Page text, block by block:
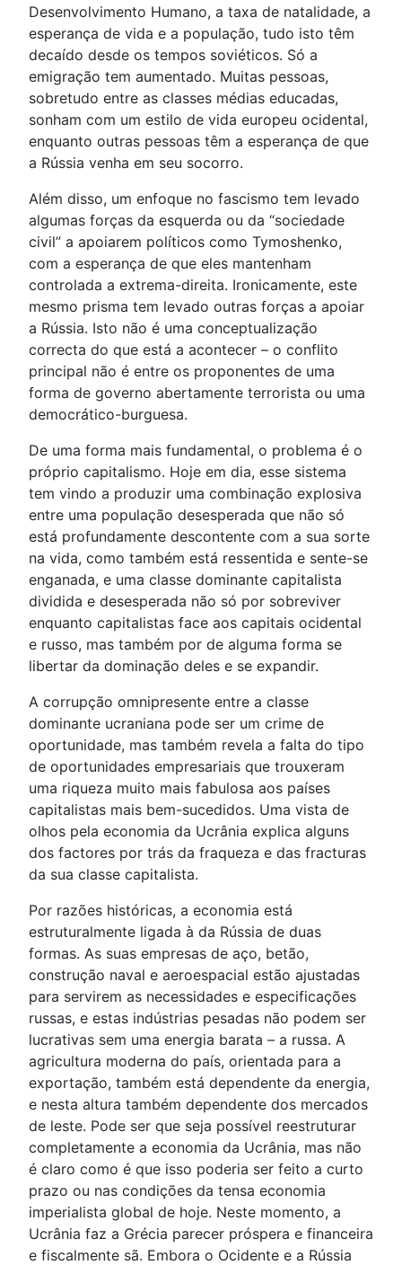
Desenvolvimento Humano, a taxa de natalidade, a
esperança de vida e a população, tudo isto têm
decaído desde os tempos soviéticos. Só a
emigração tem aumentado. Muitas pessoas,
sobretudo entre as classes médias educadas,
sonham com um estilo de vida europeu ocidental,
enquanto outras pessoas têm a esperança de que
a Rússia venha em seu socorro.
Além disso, um enfoque no fascismo tem levado
algumas forças da esquerda ou da “sociedade
civil” a apoiarem políticos como Tymoshenko,
com a esperança de que eles mantenham
controlada a extrema-direita. Ironicamente, este
mesmo prisma tem levado outras forças a apoiar
a Rússia. Isto não é uma conceptualização
correcta do que está a acontecer – o conflito
principal não é entre os proponentes de uma
forma de governo abertamente terrorista ou uma
democrático-burguesa.
De uma forma mais fundamental, o problema é o
próprio capitalismo. Hoje em dia, esse sistema
tem vindo a produzir uma combinação explosiva
entre uma população desesperada que não só
está profundamente descontente com a sua sorte
na vida, como também está ressentida e sente-se
enganada, e uma classe dominante capitalista
dividida e desesperada não só por sobreviver
enquanto capitalistas face aos capitais ocidental
e russo, mas também por de alguma forma se
libertar da dominação deles e se expandir.
A corrupção omnipresente entre a classe
dominante ucraniana pode ser um crime de
oportunidade, mas também revela a falta do tipo
de oportunidades empresariais que trouxeram
uma riqueza muito mais fabulosa aos países
capitalistas mais bem-sucedidos. Uma vista de
olhos pela economia da Ucrânia explica alguns
dos factores por trás da fraqueza e das fracturas
da sua classe capitalista.
Por razões históricas, a economia está
estruturalmente ligada à da Rússia de duas
formas. As suas empresas de aço, betão,
construção naval e aeroespacial estão ajustadas
para servirem as necessidades e especificações
russas, e estas indústrias pesadas não podem ser
lucrativas sem uma energia barata – a russa. A
agricultura moderna do país, orientada para a
exportação, também está dependente da energia,
e nesta altura também dependente dos mercados
de leste. Pode ser que seja possível reestruturar
completamente a economia da Ucrânia, mas não
é claro como é que isso poderia ser feito a curto
prazo ou nas condições da tensa economia
imperialista global de hoje. Neste momento, a
Ucrânia faz a Grécia parecer próspera e financeira
e fiscalmente sã. Embora o Ocidente e a Rússia